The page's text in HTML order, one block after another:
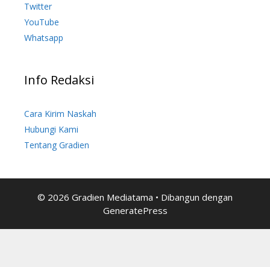
Twitter
YouTube
Whatsapp
Info Redaksi
Cara Kirim Naskah
Hubungi Kami
Tentang Gradien
© 2026 Gradien Mediatama • Dibangun dengan
GeneratePress